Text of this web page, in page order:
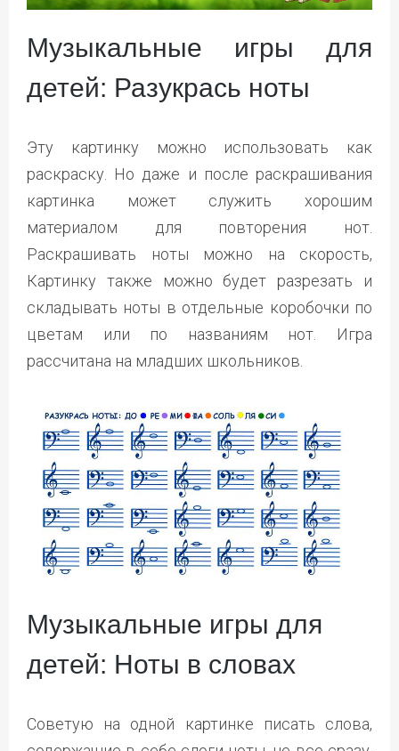
Музыкальные игры для
детей: Разукрась ноты
Эту картинку можно использовать как
раскраску. Но даже и после раскрашивания
картинка может служить хорошим
материалом для повторения нот.
Раскрашивать ноты можно на скорость,
Картинку также можно будет разрезать и
складывать ноты в отдельные коробочки по
цветам или по названиям нот. Игра
рассчитана на младших школьников.
Музыкальные игры для
детей: Ноты в словах
Советую на одной картинке писать слова,